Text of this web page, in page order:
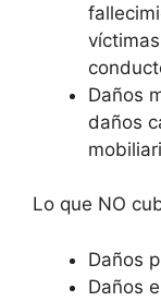
Daños
daños
Lo que NO
Daños
Daños